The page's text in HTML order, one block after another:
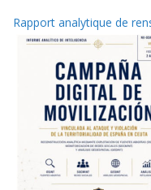
Rapport analytique de